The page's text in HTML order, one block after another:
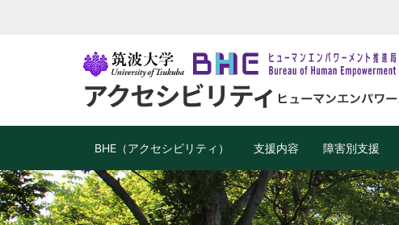
BHE（アクセシビリティ） 支援内容 障害別支援